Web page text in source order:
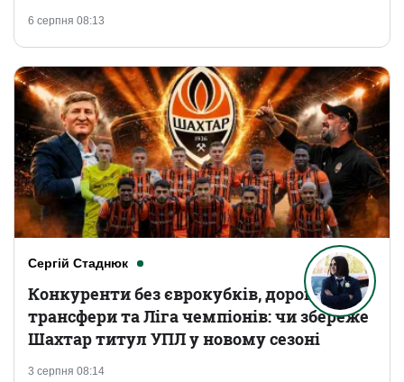
6 серпня 08:13
Сергій Стаднюк
3 серпня 08:14
Конкуренти без єврокубків, дорогі
трансфери та Ліга чемпіонів: чи збереже
Шахтар титул УПЛ у новому сезоні